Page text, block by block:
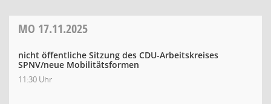
MO 17.11.2025
nicht öffentliche Sitzung des CDU-Arbeitskreises
SPNV/neue Mobilitätsformen
11:30 Uhr